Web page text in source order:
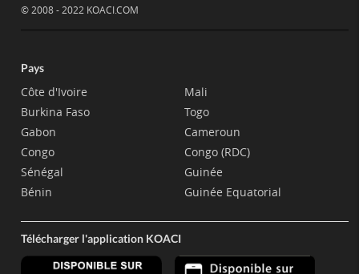
© 2008 - 2022 KOACI.COM
Pays
Côte d'Ivoire
Burkina Faso
Gabon
Congo
Sénégal
Bénin
Mali
Togo
Cameroun
Congo (RDC)
Guinée
Guinée Equatorial
Télécharger l'application KOACI